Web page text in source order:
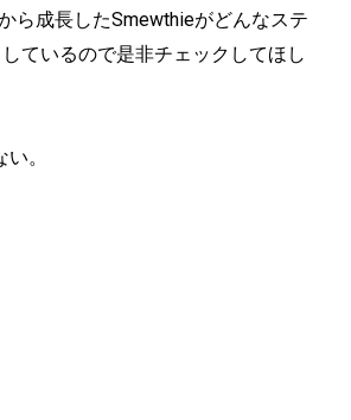
ら成長したSmewthieがどんなステ
ているので是非チェックしてほし
。